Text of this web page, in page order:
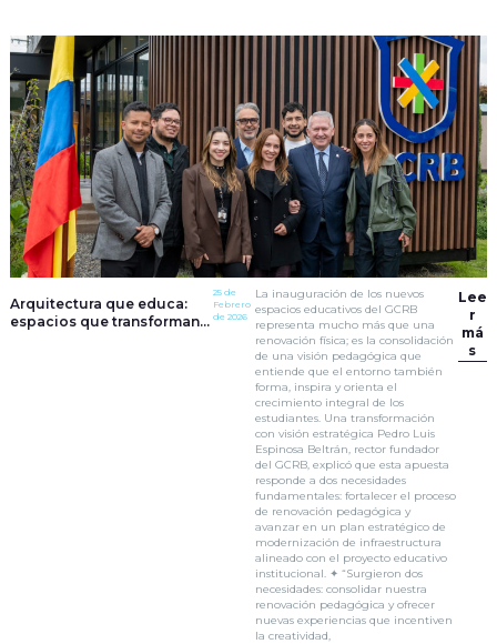
Arquitectura que educa:
espacios que transforman
25 de
Febrero
de 2026
La inauguración de los nuevos
espacios educativos del GCRB
representa mucho más que una
renovación física; es la consolidación
de una visión pedagógica que
entiende que el entorno también
forma, inspira y orienta el
crecimiento integral de los
estudiantes. Una transformación
con visión estratégica Pedro Luis
Espinosa Beltrán, rector fundador
del GCRB, explicó que esta apuesta
responde a dos necesidades
fundamentales: fortalecer el proceso
de renovación pedagógica y
avanzar en un plan estratégico de
modernización de infraestructura
alineado con el proyecto educativo
institucional. ✦ “Surgieron dos
necesidades: consolidar nuestra
renovación pedagógica y ofrecer
nuevas experiencias que incentiven
la creatividad,
Lee
r
má
s